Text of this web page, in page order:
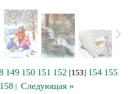
149 150 151 152 [153] 154 155
158 | Следующая »